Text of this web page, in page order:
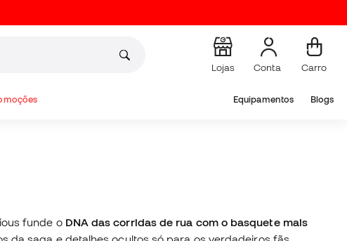
Lojas Conta Carro
Equipamentos Blogs
funde o DNA das corridas de rua com o basquete mais